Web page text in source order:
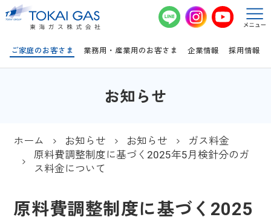
ご家庭のお客さま 業務用・産業用のお客さま 企業情報 採用情報
お知らせ
ホーム お知らせ お知らせ
ガス料金
原料費調整制度に基づく2025年5月検針分のガ
ス料金について
原料費調整制度に基づく2025